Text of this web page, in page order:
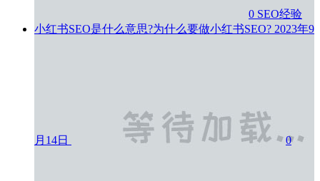
0 SEO经验
小红书SEO是什么意思?为什么要做小红书SEO? 2023年9
月14日 0